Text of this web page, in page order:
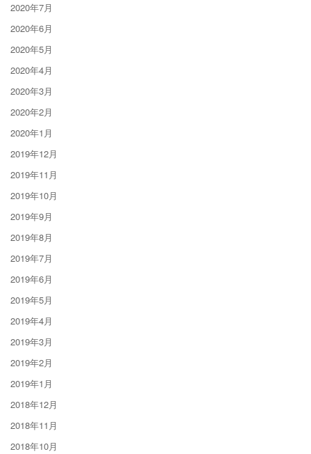
2020年7月
2020年6月
2020年5月
2020年4月
2020年3月
2020年2月
2020年1月
2019年12月
2019年11月
2019年10月
2019年9月
2019年8月
2019年7月
2019年6月
2019年5月
2019年4月
2019年3月
2019年2月
2019年1月
2018年12月
2018年11月
2018年10月